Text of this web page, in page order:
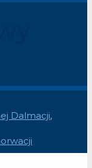
Dalmacji,